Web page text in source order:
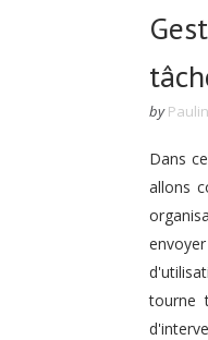
by
Dans
allons
tourne